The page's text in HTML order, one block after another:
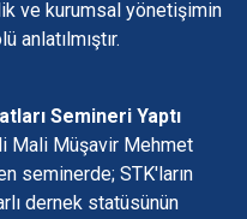
ve kurumsal yönetişimin
anlatılmıştır.
Semineri Yaptı
Mali Müşavir Mehmet
seminerde; STK'ların
dernek statüsünün